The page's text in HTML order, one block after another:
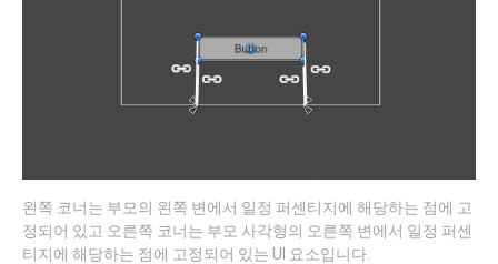
왼쪽 코너는 부모의 왼쪽 변에서 일정 퍼센티지에 해당하는 점에 고
정되어 있고 오른쪽 코너는 부모 사각형의 오른쪽 변에서 일정 퍼센
티지에 해당하는 점에 고정되어 있는 UI 요소입니다.